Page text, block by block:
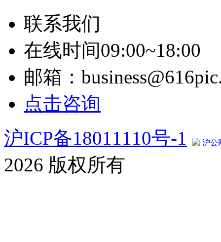
联系我们
在线时间09:00~18:00
邮箱：
点击咨询
沪ICP备18011110号-1
沪公
2026 版权所有